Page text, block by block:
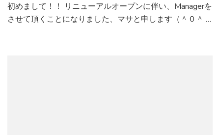
初めまして！！ リニューアルオープンに伴い、Managerを
させて頂くことになりました、マサと申します（＾０＾ …